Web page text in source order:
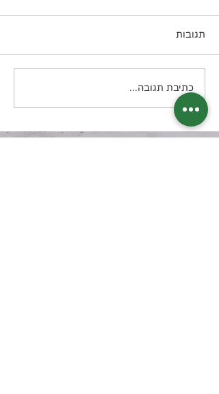
אונטריב בבישול ארוך
תגובות
כתיבת תגובה...